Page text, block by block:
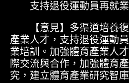
支持退役運動員再就業
【意見】多渠道培養復
產業人才，支持退役運動
業培訓。加強體育產業人
際交流與合作，加強體育
究，建立體育產業研究智庫